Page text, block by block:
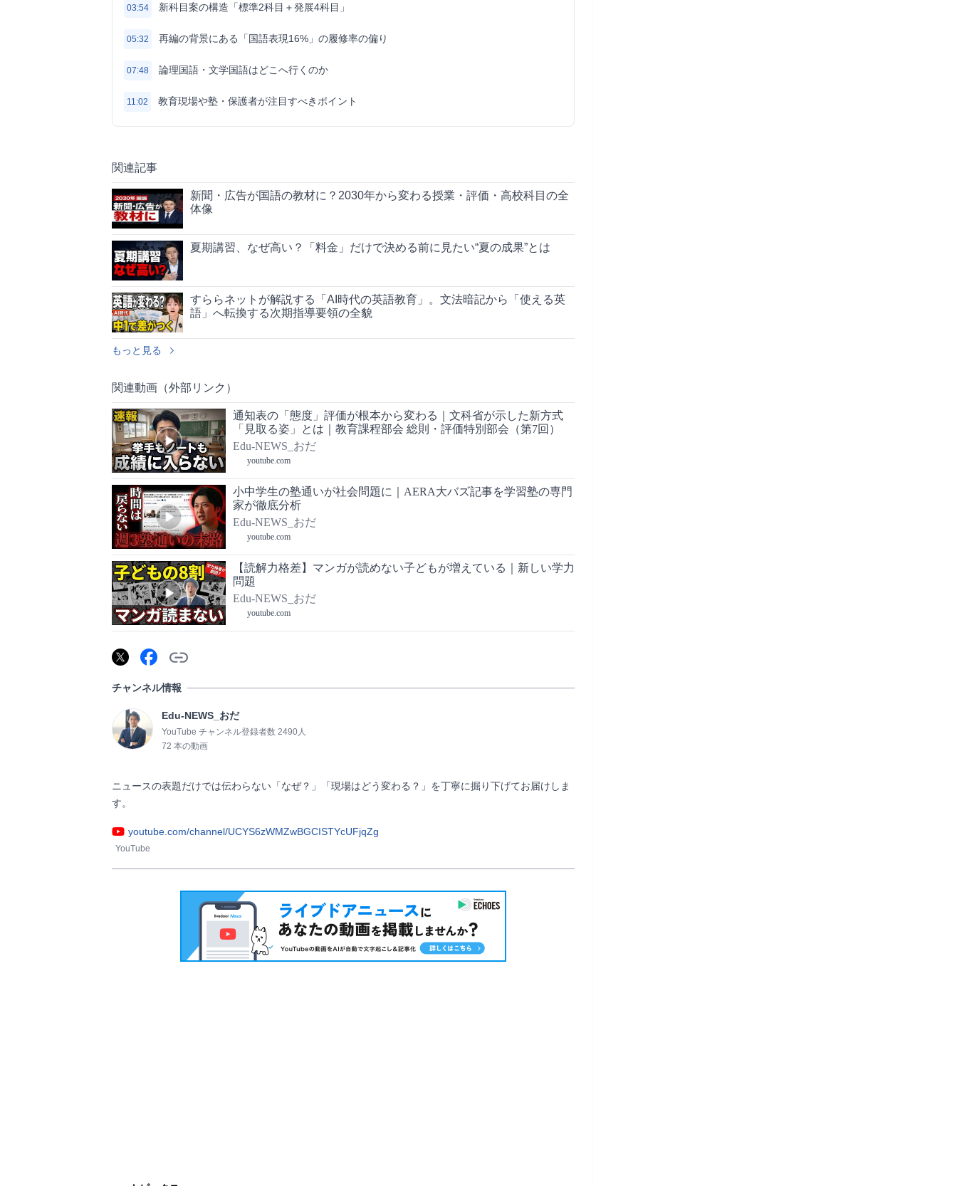
03:54 新科目案の構造「標準2科目＋発展4科目」
05:32 再編の背景にある「国語表現16%」の履修率の偏り
07:48 論理国語・文学国語はどこへ行くのか
11:02 教育現場や塾・保護者が注目すべきポイント
関連記事
新聞・広告が国語の教材に？2030年から変わる授業・評価・高校科目の全
体像
夏期講習、なぜ高い？「料金」だけで決める前に見たい“夏の成果”とは
すららネットが解説する「AI時代の英語教育」。文法暗記から「使える英
語」へ転換する次期指導要領の全貌
もっと見る
関連動画（外部リンク）
通知表の「態度」評価が根本から変わる｜文科省が示した新方式
「見取る姿」とは｜教育課程部会 総則・評価特別部会（第7回）
Edu-NEWS_おだ
youtube.com
小中学生の塾通いが社会問題に｜AERA大バズ記事を学習塾の専門
家が徹底分析
Edu-NEWS_おだ
youtube.com
【読解力格差】マンガが読めない子どもが増えている｜新しい学力
問題
Edu-NEWS_おだ
youtube.com
チャンネル情報
Edu-NEWS_おだ
YouTube チャンネル登録者数 2490人
72 本の動画
ニュースの表題だけでは伝わらない「なぜ？」「現場はどう変わる？」を丁寧に掘り下げてお届けしま
す。
youtube.com/channel/UCYS6zWMZwBGCISTYcUFjqZg
YouTube